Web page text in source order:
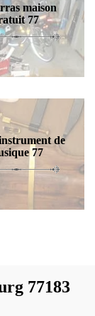
maison
77
de
77
77183